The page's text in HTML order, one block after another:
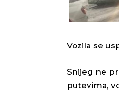
Vozila se
Snijeg ne
putevima,